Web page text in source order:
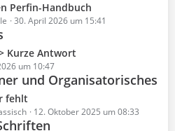
Perfin-Handbuch
30. April 2026 um 15:41
Kurze Antwort
um 10:47
und Organisatorisches
fehlt
12. Oktober 2025 um 08:33